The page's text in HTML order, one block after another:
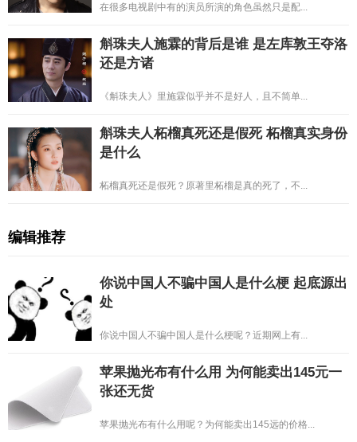
在很多电视剧中有的演员所演的角色虽然只是配...
斛珠夫人施霖的背后是谁 是左库敦王夺洛
还是方诸
《斛珠夫人》里施霖似乎并不是好人，且不简单...
斛珠夫人柘榴真死还是假死 柘榴真实身份
是什么
柘榴真死还是假死？原著里柘榴是真的死了，不...
编辑推荐
你说中国人不骗中国人是什么梗 起底源出
处
你说中国人不骗中国人是什么梗呢？近期网上有...
苹果抛光布有什么用 为何能卖出145元一
张还无货
苹果抛光布有什么用呢？为何能卖出145远的价格...